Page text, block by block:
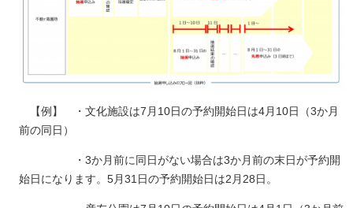
【例】 ・文化施設は7月10日の予約開始日は4月10日（3か月
前の同日）
・3か月前に同日がない場合は3か月前の末日が予約開
始日になります。5月31日の予約開始日は2月28日。